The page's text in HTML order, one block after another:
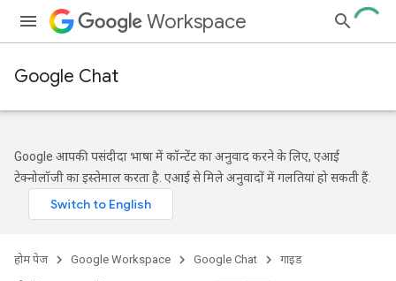
Workspace
Google Chat
Google आपकी पसंदीदा भाषा में कॉन्टेंट का अनुवाद करने के लिए, एआई
टेक्नोलॉजी का इस्तेमाल करता है. एआई से मिले अनुवादों में गलतियां हो सकती हैं.
होम पेज Google Workspace Google Chat गाइड